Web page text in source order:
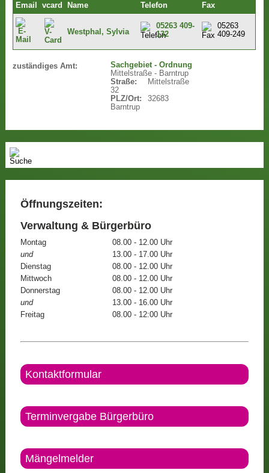
Email vcard Name Telefon Fax
Westphal, Sylvia
05263 409-
132
05263
409-249
zuständiges Amt:
Sachgebiet - Ordnung
Mittelstraße - Barntrup
Straße:
Mittelstraße
32
PLZ/Ort:
32683
Barntrup
Öffnungszeiten:
Verwaltung & Bürgerbüro
Montag
08.00 - 12.00 Uhr
und
13.00 - 17.00 Uhr
Dienstag
08.00 - 12.00 Uhr
Mittwoch
08.00 - 12.00 Uhr
Donnerstag
08.00 - 12.00 Uhr
und
13.00 - 16.00 Uhr
Freitag
08.00 - 12:00 Uhr
Kontaktformular
Terminvergabe Bürgerbüro
Mängelmelder